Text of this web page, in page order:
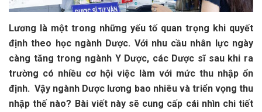
Lương là một trong những yếu tố quan trọng khi quyết
định theo học ngành Dược. Với nhu cầu nhân lực ngày
càng tăng trong ngành Y Dược, các Dược sĩ sau khi ra
trường có nhiều cơ hội việc làm với mức thu nhập ổn
định. Vậy ngành Dược lương bao nhiêu và triển vọng thu
nhập thế nào? Bài viết này sẽ cung cấp cái nhìn chi tiết